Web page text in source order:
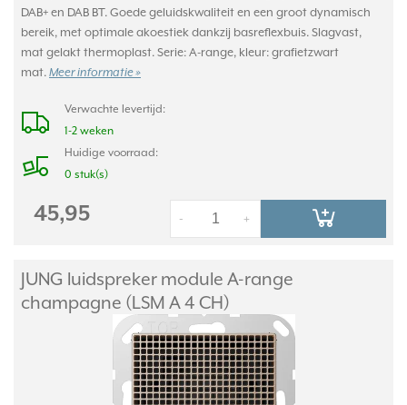
DAB+ en DAB BT. Goede geluidskwaliteit en een groot dynamisch
bereik, met optimale akoestiek dankzij basreflexbuis. Slagvast,
mat gelakt thermoplast. Serie: A-range, kleur: grafietzwart
mat. Meer informatie »
Verwachte levertijd:
1-2 weken
Huidige voorraad:
0 stuk(s)
45,95 +
-
JUNG luidspreker module A-range
champagne (LSM A 4 CH)